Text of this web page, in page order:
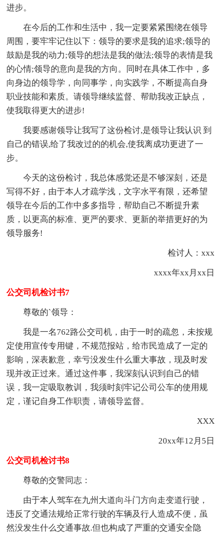
进步。
在今后的工作和生活中，我一定要紧紧围绕在领导
周围，要牢牢记住以下：领导的要求是我的追求;领导的
鼓励是我的动力;领导的想法是我的做法;领导的表情是我
的心情;领导的意向是我的方向。同时在具体工作中，多
向身边的领导学，向同事学，向实践学，不断提高自身
职业技能和素质。请领导继续监督、帮助我改正缺点，
使我取得更大的进步!
我要感谢领导让我写了这份检讨,是领导让我认识 到
自己的错误,给了我改过的的机会,使我离成功更进了一
步。
今天的这份检讨，我总体感觉还是不够深刻，还是
写得不好，由于本人才疏学浅，文字水平有限，还希望
领导在今后的工作中多多指导，帮助自己不断提升素
质，以更高的标准、更严的要求、更新的举措更好的为
领导服务!
检讨人：xxx
xxxx年xx月xx日
公交司机检讨书7
尊敬的`领导：
我是一名762路公交司机，由于一时的疏忽，未按规
定使用宣传专用键，不规范报站，给市民造成了一定的
影响，深表歉意，幸亏没发生什么重大事故，现及时发
现并改正过来。通过这件事，我深刻认识到自己的错
误，我一定吸取教训，我须时刻牢记公司公车的使用规
定，谨记自身工作职责，请领导监督。
XXX
20xx年12月5日
公交司机检讨书8
尊敬的交警同志：
由于本人驾车在九州大道向斗门方向走变道行驶，
违反了交通法规给正常行驶的车辆及行人造成不便，虽
然没发生什么交通事故.但也构成了严重的交通安全隐